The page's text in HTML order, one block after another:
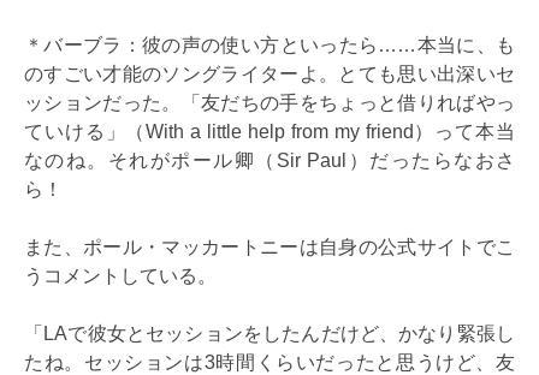
＊バーブラ：彼の声の使い方といったら……本当に、も
のすごい才能のソングライターよ。とても思い出深いセ
ッションだった。「友だちの手をちょっと借りればやっ
ていける」（With a little help from my friend）って本当
なのね。それがポール卿（Sir Paul）だったらなおさ
ら！
また、ポール・マッカートニーは自身の公式サイトでこ
うコメントしている。
「LAで彼女とセッションをしたんだけど、かなり緊張し
たね。セッションは3時間くらいだったと思うけど、友